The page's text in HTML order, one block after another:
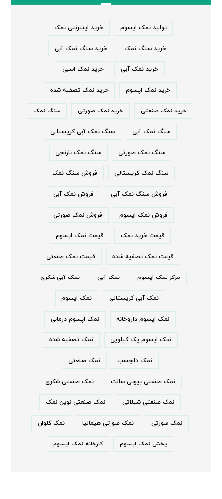
تولید نمک اپسوم خرید اینترنتی نمک
خرید سنگ نمک خرید سنگ نمک آبی
خرید نمک آبی خرید نمک اسبی
خرید نمک اپسوم خرید نمک تصفیه شده
خرید نمک صنعتی خرید نمک صورتی سنگ نمک
سنگ نمک آبی سنگ نمک آبی کریستالی
سنگ نمک صورتی سنگ نمک نارنجی
سنگ نمک کریستالی فروش سنگ نمک
فروش سنگ نمک آبی فروش نمک آبی
فروش نمک اپسوم فروش نمک صورتی
قیمت خرید نمک قیمت نمک اپسوم
قیمت نمک تصفیه شده قیمت نمک صنعتی
مرکز نمک اپسوم نمک آبی نمک آبی شکری
نمک آبی کریستالی نمک اپسوم
نمک اپسوم داروخانه نمک اپسوم درمانی
نمک اپسوم یک کیلویی نمک تصفیه شده
نمک دلچسب نمک صنعتی
نمک صنعتی بیوتی سالت نمک صنعتی شکری
نمک صنعتی شیلاتی نمک صنعتی نوین نمک
نمک صورتی نمک صورتی هیمالیا نمک کلوان
پخش نمک اپسوم کارخانه نمک اپسوم